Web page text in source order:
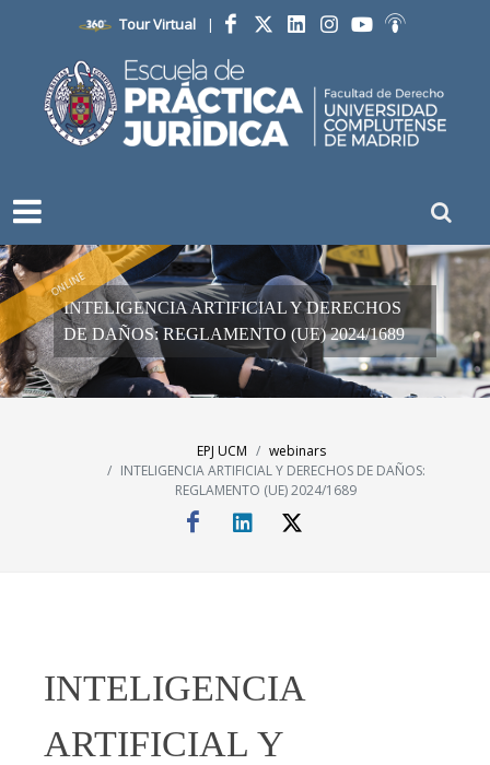
Tour Virtual |
Facebook
ONLINE
INTELIGENCIA ARTIFICIAL Y DERECHOS
DE DAÑOS: REGLAMENTO (UE) 2024/1689
EPJ UCM
webinars
INTELIGENCIA ARTIFICIAL Y DERECHOS DE DAÑOS:
REGLAMENTO (UE) 2024/1689
INTELIGENCIA
ARTIFICIAL Y